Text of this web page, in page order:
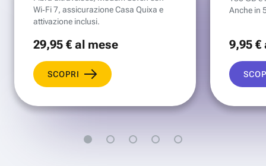
Wi‑Fi 7, assicurazione Casa Quixa e
attivazione inclusi.
29,95 €al mese
SCOPRI
Anche in
9,95 €